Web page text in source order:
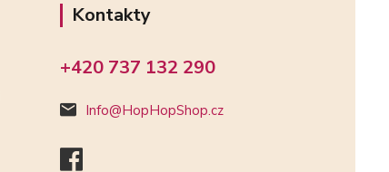
Kontakty
+420 737 132 290
Info@HopHopShop.cz